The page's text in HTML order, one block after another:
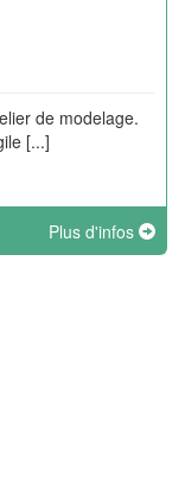
de modelage.
[...]
Plus d'infos